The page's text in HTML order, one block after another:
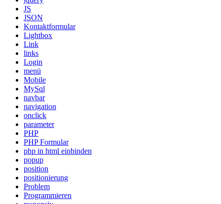
JS
JSON
Kontaktformular
Lightbox
Link
links
Login
menü
Mobile
MySql
navbar
navigation
onclick
parameter
PHP
PHP Formular
php in html einbinden
popup
position
positionierung
Problem
Programmieren